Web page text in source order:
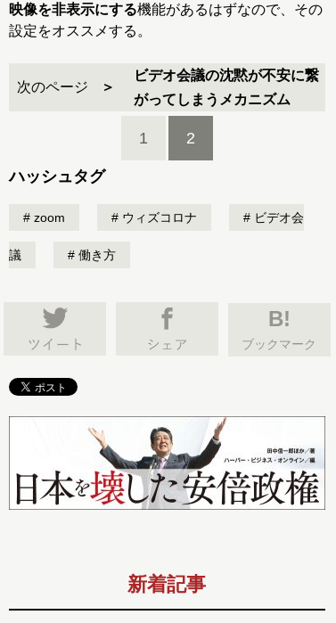
映像を非表示にする機能があるはずなので、その
設定をオススメする。
次のページ
ビデオ会議の沈黙が不安に繋
がってしまうメカニズム
1 2
ハッシュタグ
zoom ウィズコロナ ビデオ会
議 働き方
B!
ブックマーク
新着記事